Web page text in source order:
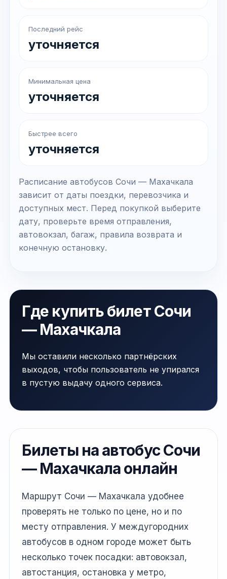
Последний рейс
уточняется
Минимальная цена
уточняется
Быстрее всего
уточняется
Расписание автобусов Сочи — Махачкала
зависит от даты поездки, перевозчика и
доступных мест. Перед покупкой выберите
дату, проверьте время отправления,
автовокзал, багаж, правила возврата и
конечную остановку.
Где купить билет Сочи
— Махачкала
Мы оставили несколько партнёрских
выходов, чтобы пользователь не упирался
в пустую выдачу одного сервиса.
Билеты на автобус Сочи
— Махачкала онлайн
Маршрут Сочи — Махачкала удобнее
проверять не только по цене, но и по
месту отправления. У междугородних
автобусов в одном городе может быть
несколько точек посадки: автовокзал,
автостанция, остановка у метро,